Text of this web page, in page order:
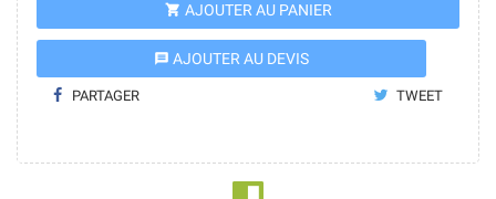
 AJOUTER AU PANIER
message AJOUTER AU DEVIS
PARTAGER TWEET